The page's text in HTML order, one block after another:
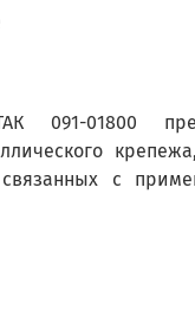
091-01800
с